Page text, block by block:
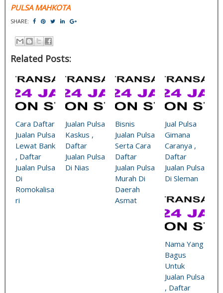
PULSA MAHKOTA
SHARE:
Related Posts:
Cara Daftar
Jualan Pulsa
Lewat Bank
, Daftar
Jualan Pulsa
Di
Romokalisa
ri
Jualan Pulsa
Kaskus ,
Daftar
Jualan Pulsa
Di Nias
Bisnis
Jualan Pulsa
Serta Cara
Daftar
Jualan Pulsa
Murah Di
Daerah
Asmat
Jual Pulsa
Gimana
Caranya ,
Daftar
Jualan Pulsa
Di Sleman
Nama Yang
Bagus
Untuk
Jualan Pulsa
, Daftar